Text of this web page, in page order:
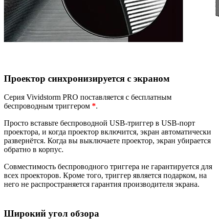
Проектор синхронизируется с экраном
Серия Vividstorm PRO поставляется с бесплатным
беспроводным триггером *.
Просто вставьте беспроводной USB-триггер в USB-порт
проектора, и когда проектор включится, экран автоматически
развернётся. Когда вы выключаете проектор, экран убирается
обратно в корпус.
Совместимость беспроводного триггера не гарантируется для
всех проекторов. Кроме того, триггер является подарком, на
него не распространяется гарантия производителя экрана.
Широкий угол обзора